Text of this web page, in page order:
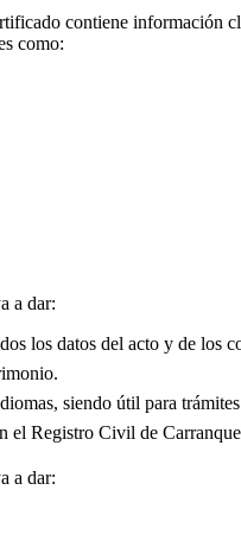
contiene información
como:
a dar:
los datos del acto y de los
siendo útil para
el Registro Civil de Carranque
a dar: